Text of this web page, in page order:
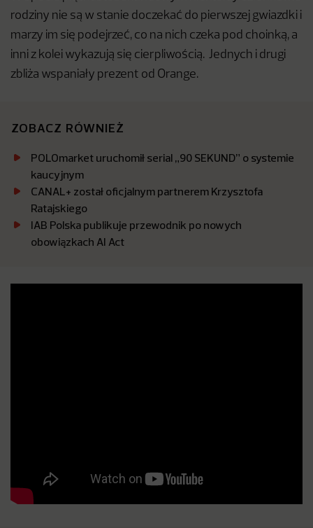
rodziny nie są w stanie doczekać do pierwszej gwiazdki i
marzy im się podejrzeć, co na nich czeka pod choinką, a
inni z kolei wykazują się cierpliwością. Jednych i drugi
zbliża wspaniały prezent od Orange.
ZOBACZ RÓWNIEŻ
POLOmarket uruchomił serial „90 SEKUND” o systemie
kaucyjnym
CANAL+ został oficjalnym partnerem Krzysztofa
Ratajskiego
IAB Polska publikuje przewodnik po nowych
obowiązkach AI Act